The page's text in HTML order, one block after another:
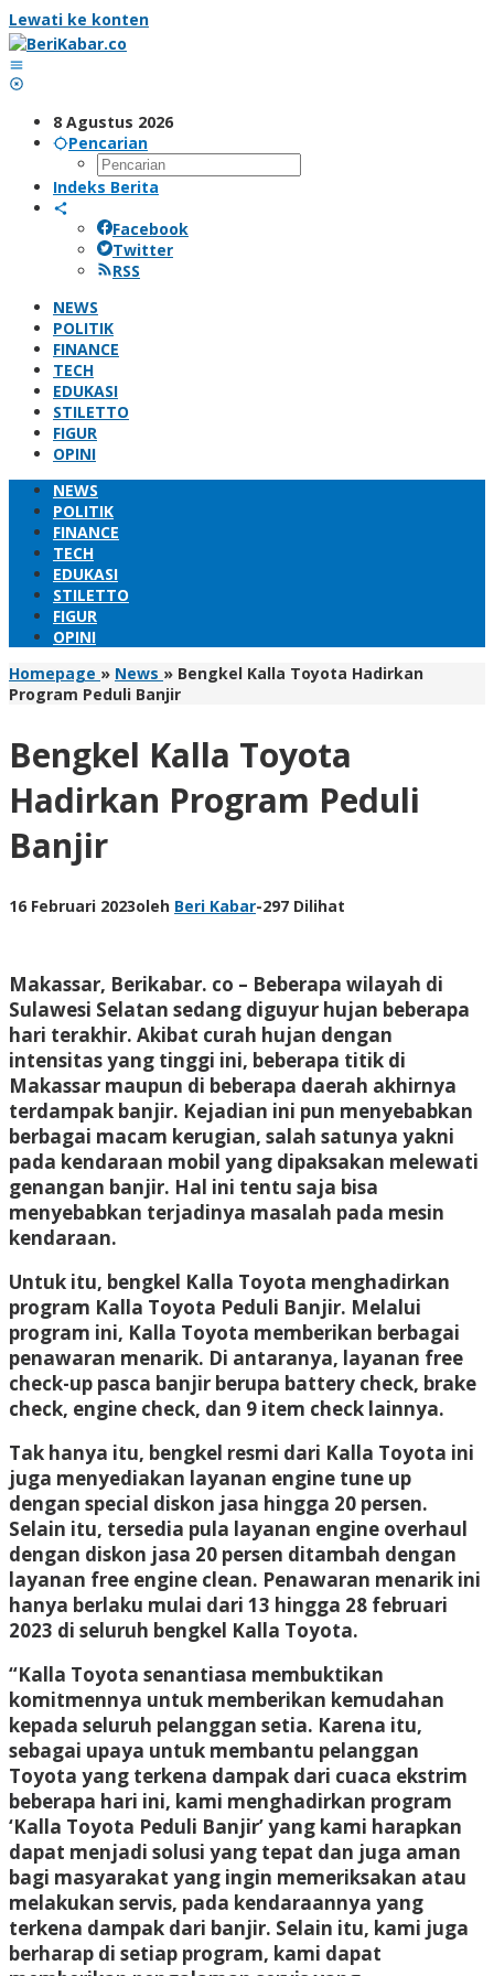
Lewati ke konten
8 Agustus 2026
Pencarian
Indeks Berita
Facebook
Twitter
RSS
NEWS
POLITIK
FINANCE
TECH
EDUKASI
STILETTO
FIGUR
OPINI
NEWS
POLITIK
FINANCE
TECH
EDUKASI
STILETTO
FIGUR
OPINI
Homepage » News » Bengkel Kalla Toyota Hadirkan
Program Peduli Banjir
Bengkel Kalla Toyota
Hadirkan Program Peduli
Banjir
16 Februari 2023oleh Beri Kabar-297 Dilihat
Makassar, Berikabar. co – Beberapa wilayah di
Sulawesi Selatan sedang diguyur hujan beberapa
hari terakhir. Akibat curah hujan dengan
intensitas yang tinggi ini, beberapa titik di
Makassar maupun di beberapa daerah akhirnya
terdampak banjir. Kejadian ini pun menyebabkan
berbagai macam kerugian, salah satunya yakni
pada kendaraan mobil yang dipaksakan melewati
genangan banjir. Hal ini tentu saja bisa
menyebabkan terjadinya masalah pada mesin
kendaraan.
Untuk itu, bengkel Kalla Toyota menghadirkan
program Kalla Toyota Peduli Banjir. Melalui
program ini, Kalla Toyota memberikan berbagai
penawaran menarik. Di antaranya, layanan free
check-up pasca banjir berupa battery check, brake
check, engine check, dan 9 item check lainnya.
Tak hanya itu, bengkel resmi dari Kalla Toyota ini
juga menyediakan layanan engine tune up
dengan special diskon jasa hingga 20 persen.
Selain itu, tersedia pula layanan engine overhaul
dengan diskon jasa 20 persen ditambah dengan
layanan free engine clean. Penawaran menarik ini
hanya berlaku mulai dari 13 hingga 28 februari
2023 di seluruh bengkel Kalla Toyota.
“Kalla Toyota senantiasa membuktikan
komitmennya untuk memberikan kemudahan
kepada seluruh pelanggan setia. Karena itu,
sebagai upaya untuk membantu pelanggan
Toyota yang terkena dampak dari cuaca ekstrim
beberapa hari ini, kami menghadirkan program
‘Kalla Toyota Peduli Banjir’ yang kami harapkan
dapat menjadi solusi yang tepat dan juga aman
bagi masyarakat yang ingin memeriksakan atau
melakukan servis, pada kendaraannya yang
terkena dampak dari banjir. Selain itu, kami juga
berharap di setiap program, kami dapat